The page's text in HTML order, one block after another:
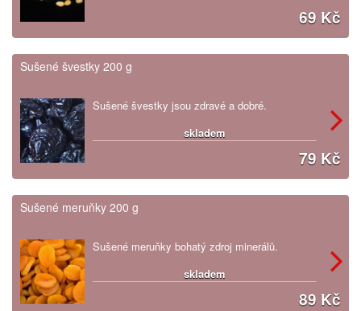
69 Kč
Sušené švestky 200 g
Sušené švestky jsou zdravé a dobré.
skladem
79 Kč
Sušené meruňky 200 g
Sušené meruňky bohatý zdroj minerálů.
skladem
89 Kč